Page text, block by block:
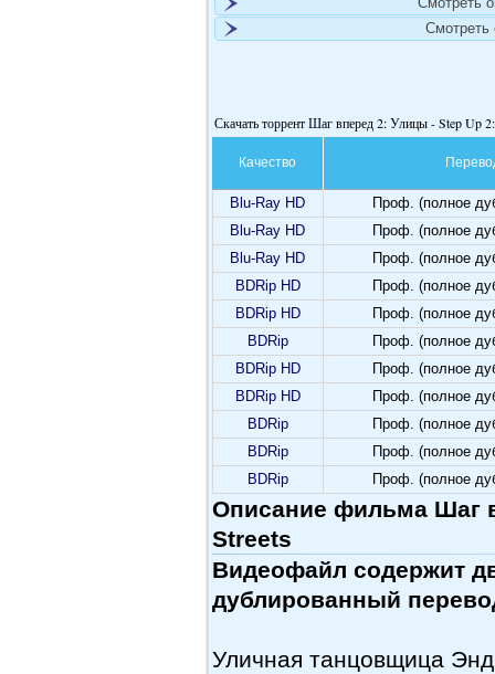
Смотреть
Скачать торрент Шаг вперед 2: Улицы - Step Up
Качество
Blu-Ray HD
Проф. (полное
Blu-Ray HD
Проф. (полное
Blu-Ray HD
Проф. (полное
BDRip HD
Проф. (полное
BDRip HD
Проф. (полное
BDRip
Проф. (полное
BDRip HD
Проф. (полное
BDRip HD
Проф. (полное
BDRip
Проф. (полное
BDRip
Проф. (полное
BDRip
Проф. (полное
Описание фильма Шаг
Streets
Видеофайл содержит
дублированный
Уличная танцовщица